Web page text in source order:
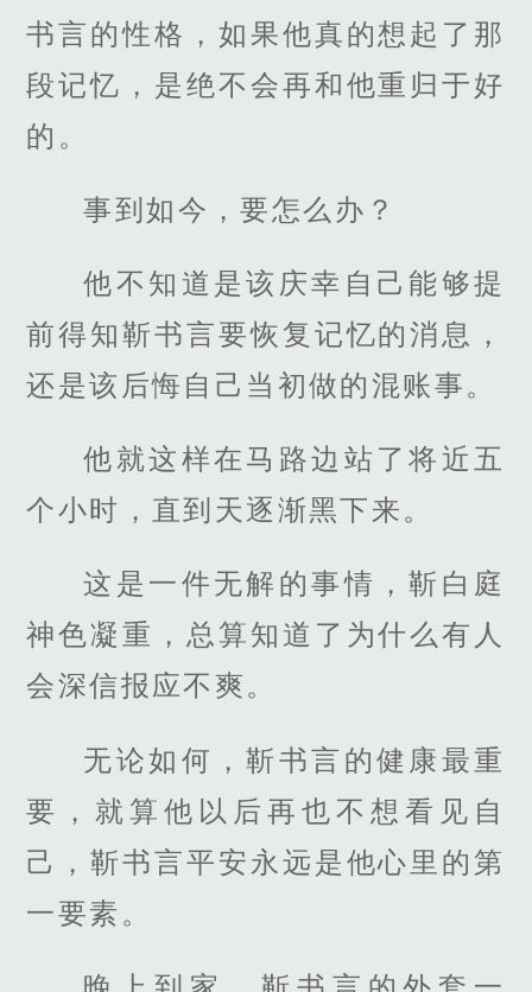
书言的性格，如果他真的想起了那
段记忆，是绝不会再和他重归于好
的。
事到如今，要怎么办？
他不知道是该庆幸自己能够提
前得知靳书言要恢复记忆的消息，
还是该后悔自己当初做的混账事。
他就这样在马路边站了将近五
个小时，直到天逐渐黑下来。
这是一件无解的事情，靳白庭
神色凝重，总算知道了为什么有人
会深信报应不爽。
无论如何，靳书言的健康最重
要，就算他以后再也不想看见自
己，靳书言平安永远是他心里的第
一要素。